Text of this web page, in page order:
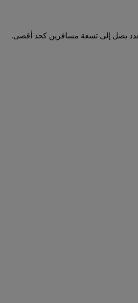
يصل إلى تسعة مسافرين كحد أقصى.